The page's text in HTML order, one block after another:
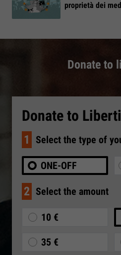
proprietà dei
Donate to
Donate to
1 Select the type of
ONE-OFF
2 Select the amount
10 €
35 €